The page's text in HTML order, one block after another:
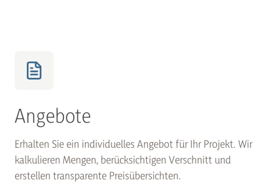
Angebote
Erhalten Sie ein individuelles Angebot für Ihr Projekt. Wir
kalkulieren Mengen, berücksichtigen Verschnitt und
erstellen transparente Preisübersichten.